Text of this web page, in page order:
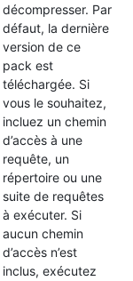
décompresser. Par
défaut, la dernière
version de ce
pack est
téléchargée. Si
vous le souhaitez,
incluez un chemin
d’accès à une
requête, un
répertoire ou une
suite de requêtes
à exécuter. Si
aucun chemin
d’accès n’est
inclus, exécutez